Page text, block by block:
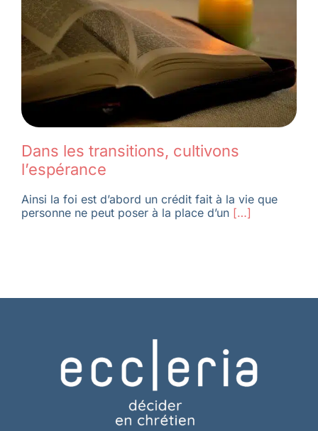
Membres
L’actu
Dans les transitions, cultivons
l’espérance
Ainsi la foi est d’abord un crédit fait à la vie que
personne ne peut poser à la place d’un[…]